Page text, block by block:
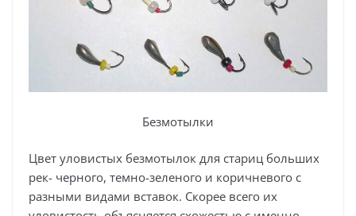
Безмотылки
Цвет уловистых безмотылок для стариц больших
рек- черного, темно-зеленого и коричневого с
разными видами вставок. Скорее всего их